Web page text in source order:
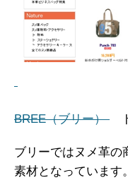
BREE（ブリー）
ブリーではヌメ革の
素材となっています。